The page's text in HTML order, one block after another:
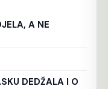
A NE
DEDŽALA I O